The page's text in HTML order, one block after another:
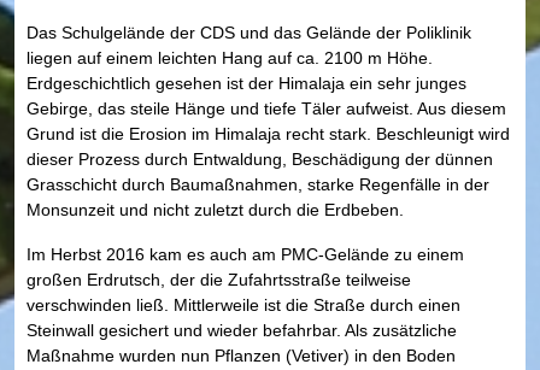
Das Schulgelände der CDS und das Gelände der Poliklinik
liegen auf einem leichten Hang auf ca. 2100 m Höhe.
Erdgeschichtlich gesehen ist der Himalaja ein sehr junges
Gebirge, das steile Hänge und tiefe Täler aufweist. Aus diesem
Grund ist die Erosion im Himalaja recht stark. Beschleunigt wird
dieser Prozess durch Entwaldung, Beschädigung der dünnen
Grasschicht durch Baumaßnahmen, starke Regenfälle in der
Monsunzeit und nicht zuletzt durch die Erdbeben.
Im Herbst 2016 kam es auch am PMC-Gelände zu einem
großen Erdrutsch, der die Zufahrtsstraße teilweise
verschwinden ließ. Mittlerweile ist die Straße durch einen
Steinwall gesichert und wieder befahrbar. Als zusätzliche
Maßnahme wurden nun Pflanzen (Vetiver) in den Boden